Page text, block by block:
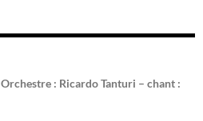
Orchestre : Ricardo Tanturi – chant :